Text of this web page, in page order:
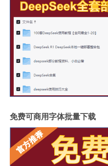
免费可商用字体批量下载